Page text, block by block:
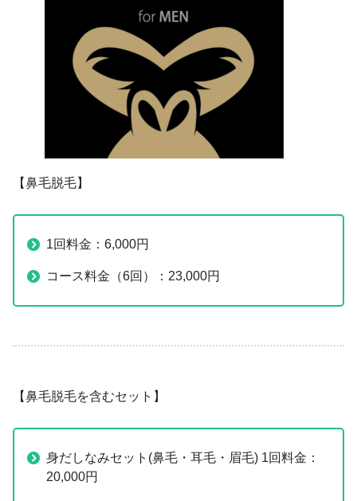
【鼻毛脱毛】
1回料金：6,000円
コース料金（6回）：23,000円
【鼻毛脱毛を含むセット】
身だしなみセット(鼻毛・耳毛・眉毛) 1回料金：
20,000円